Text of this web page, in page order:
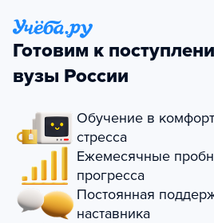
Готовим к
вузы России
Обучение в
стресса
Ежемесячные
прогресса
Постоянная
наставника